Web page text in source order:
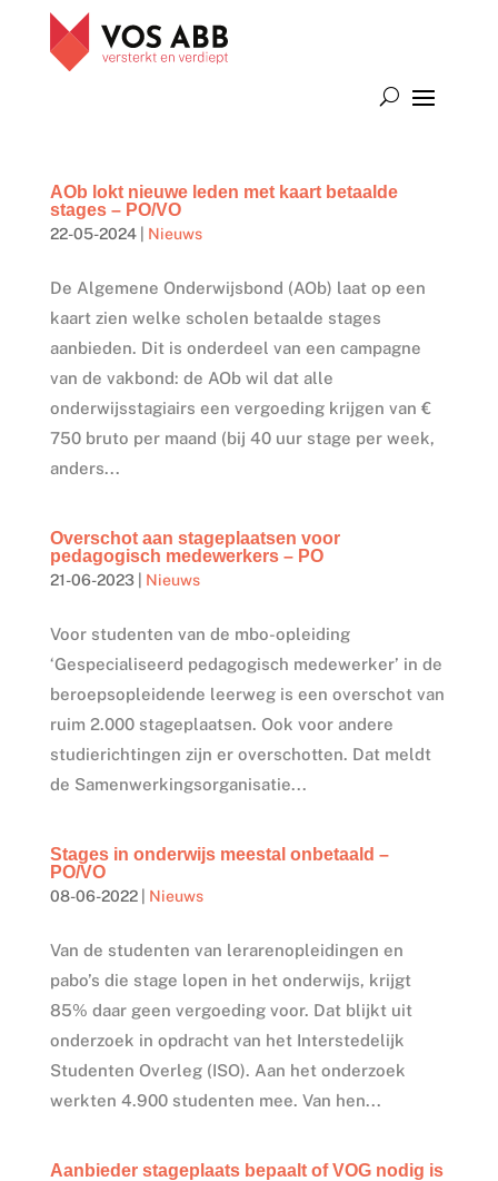
AOb lokt nieuwe leden met kaart betaalde
stages – PO/VO
22-05-2024| Nieuws
De Algemene Onderwijsbond (AOb) laat op een
kaart zien welke scholen betaalde stages
aanbieden. Dit is onderdeel van een campagne
van de vakbond: de AOb wil dat alle
onderwijsstagiairs een vergoeding krijgen van €
750 bruto per maand (bij 40 uur stage per week,
anders...
Overschot aan stageplaatsen voor
pedagogisch medewerkers – PO
21-06-2023| Nieuws
Voor studenten van de mbo-opleiding
‘Gespecialiseerd pedagogisch medewerker’ in de
beroepsopleidende leerweg is een overschot van
ruim 2.000 stageplaatsen. Ook voor andere
studierichtingen zijn er overschotten. Dat meldt
de Samenwerkingsorganisatie...
Stages in onderwijs meestal onbetaald –
PO/VO
08-06-2022| Nieuws
Van de studenten van lerarenopleidingen en
pabo’s die stage lopen in het onderwijs, krijgt
85% daar geen vergoeding voor. Dat blijkt uit
onderzoek in opdracht van het Interstedelijk
Studenten Overleg (ISO). Aan het onderzoek
werkten 4.900 studenten mee. Van hen...
Aanbieder stageplaats bepaalt of VOG nodig is